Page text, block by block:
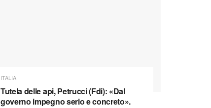
ITALIA
Tutela delle api, Petrucci (Fdi): «Dal
governo impegno serio e concreto».